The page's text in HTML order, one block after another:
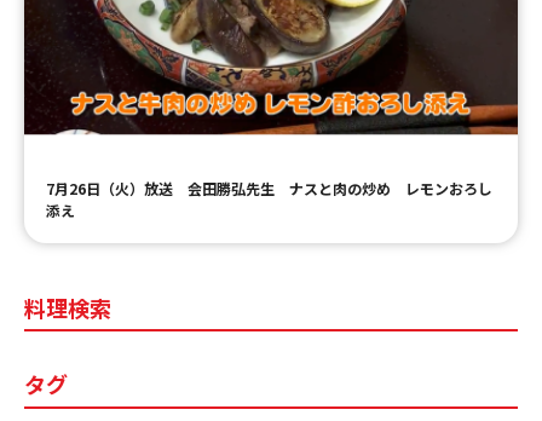
ＹＢＣオンデマンド
やまがた情熱市場
7月26日（火）放送 会田勝弘先生 ナスと肉の炒め レモンおろし
添え
料理検索
タグ